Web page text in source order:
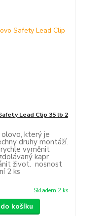
Lead Clip 35 lb 2
olovo, který je
druhy montáží.
vyměnit
kapr
život. nosnost
2 ks
Skladem 2 ks
košíku